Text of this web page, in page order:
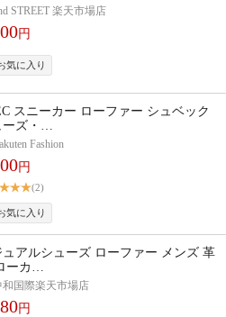
STREET 楽天市場店
円
スニーカー ローファー シュベック
ーズ・…
Fashion
円
(2)
ュアルシューズ ローファー メンズ 革
ーカ…
和国際楽天市場店
円